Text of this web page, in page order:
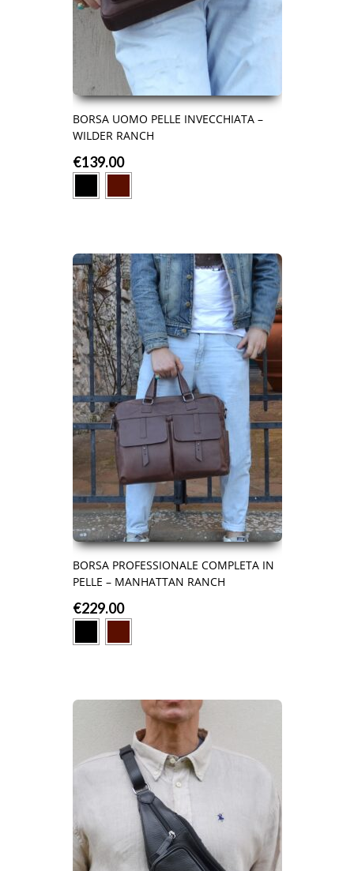
BORSA UOMO PELLE INVECCHIATA –
WILDER RANCH
€139.00
BORSA PROFESSIONALE COMPLETA IN
PELLE – MANHATTAN RANCH
€229.00